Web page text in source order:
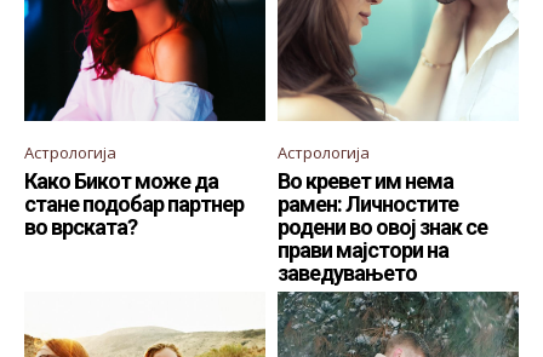
Астрологија
Како Бикот може да
стане подобар партнер
во врската?
Астрологија
Во кревет им нема
рамен: Личностите
родени во овој знак се
прави мајстори на
заведувањето